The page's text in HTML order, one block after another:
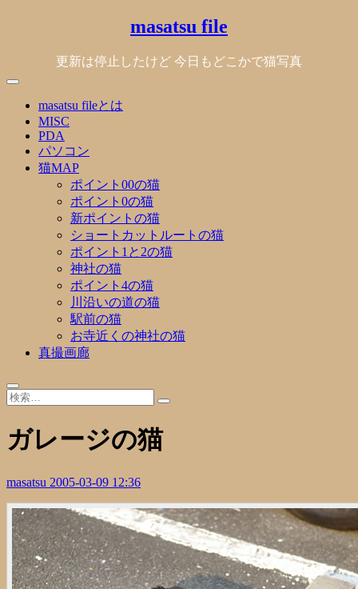
masatsu file
更新は停止したけど 今日もどこかで猫写真
masatsu fileとは
MISC
PDA
パソコン
猫MAP
ポイント00の猫
ポイント0の猫
新ポイントの猫
ショートカットルートの猫
ポイント1と2の猫
神社の猫
ポイント4の猫
川沿いの道の猫
駅前の猫
お寺近くの神社の猫
真撮画廊
ガレージの猫
masatsu 2005-03-09 12:36